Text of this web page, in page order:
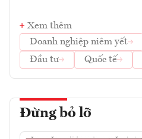
Xem thêm
Doanh nghiệp niêm yết
Đầu tư
Quốc tế
Đừng bỏ lỡ